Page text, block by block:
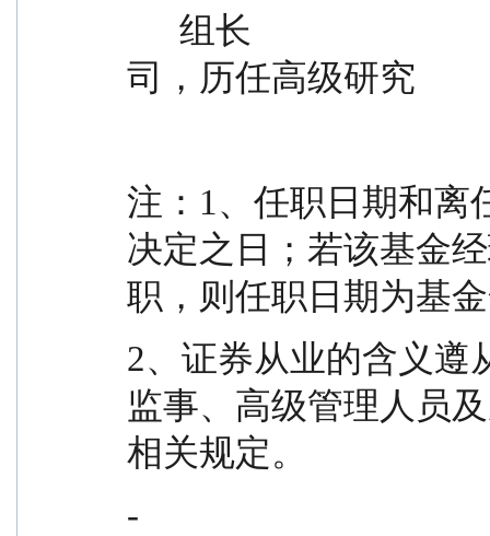
司，历任高级研究
注：1、任职日期和离
决定之日；若该基金
职，则任职日期为基
2、证券从业的含义遵
监事、高级管理人员
相关规定。
-